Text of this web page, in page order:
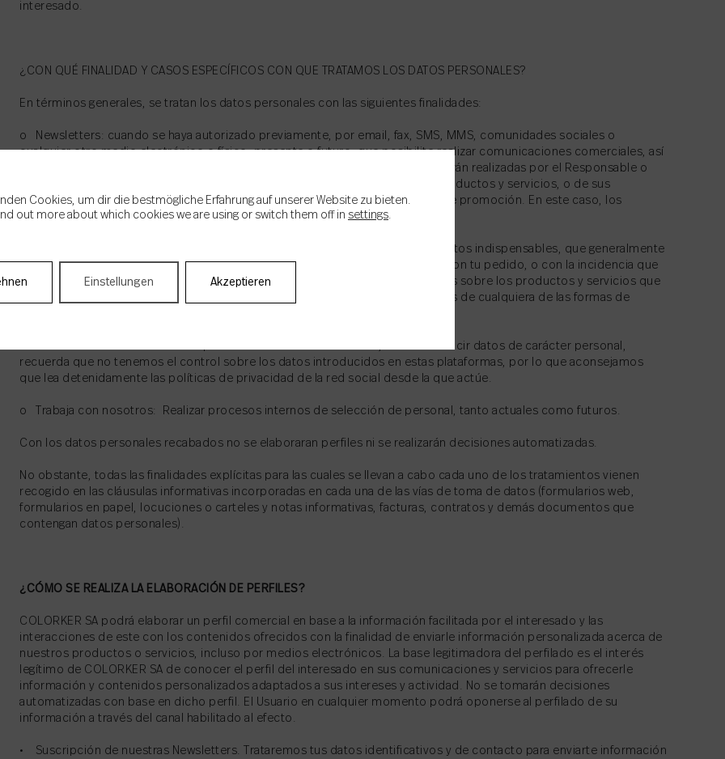
interesado.
¿CON QUÉ FINALIDAD Y CASOS ESPECÍFICOS CON QUE TRATAMOS LOS DATOS PERSONALES?
En términos generales, se tratan los datos personales con las siguientes finalidades:
o Newsletters: cuando se haya autorizado previamente, por email, fax, SMS, MMS, comunidades sociales o
cualquier otro medio electrónico o físico, presente o futuro, que posibilite realizar comunicaciones comerciales, así
como remitir el boletín de noticias de la página web. Estas comunicaciones serán realizadas por el Responsable o
alguna de las empresas del grupo del Responsable, relacionadas sobre sus productos y servicios, o de sus
colaboradores o proveedores con los que se haya alcanzado algún acuerdo de promoción. En este caso, los
terceros nunca tendrán acceso a los datos personales.
o Contacto: Con la finalidad de dar respuesta a tu solicitud, trataremos los datos indispensables, que generalmente
se corresponden con los datos de contacto (email) y los datos relacionados con tu pedido, o con la incidencia que
nos comunique, así como responder a las solicitudes de información recibidas sobre los productos y servicios que
se ofrecen o cualquier tipo de petición que sea realizada por el usuario a través de cualquiera de las formas de
Cuando utilice las redes sociales para transmitirnos las consultas, evite introducir datos de carácter personal,
recuerda que no tenemos el control sobre los datos introducidos en estas plataformas, por lo que aconsejamos
que lea detenidamente las políticas de privacidad de la red social desde la que actúe.
o Trabaja con nosotros: Realizar procesos internos de selección de personal, tanto actuales como futuros.
Con los datos personales recabados no se elaboraran perfiles ni se realizarán decisiones automatizadas.
No obstante, todas las finalidades explícitas para las cuales se llevan a cabo cada uno de los tratamientos vienen
recogido en las cláusulas informativas incorporadas en cada una de las vías de toma de datos (formularios web,
formularios en papel, locuciones o carteles y notas informativas, facturas, contratos y demás documentos que
contengan datos personales).
¿CÓMO SE REALIZA LA ELABORACIÓN DE PERFILES?
COLORKER SA podrá elaborar un perfil comercial en base a la información facilitada por el interesado y las
interacciones de este con los contenidos ofrecidos con la finalidad de enviarle información personalizada acerca de
nuestros productos o servicios, incluso por medios electrónicos. La base legitimadora del perfilado es el interés
legítimo de COLORKER SA de conocer el perfil del interesado en sus comunicaciones y servicios para ofrecerle
información y contenidos personalizados adaptados a sus intereses y actividad. No se tomarán decisiones
automatizadas con base en dicho perfil. El Usuario en cualquier momento podrá oponerse al perfilado de su
información a través del canal habilitado al efecto.
• Suscripción de nuestras Newsletters. Trataremos tus datos identificativos y de contacto para enviarte información
Cookies, um dir die bestmögliche Erfahrung auf unserer Website zu bieten.
out more about which cookies we are using or switch them off in settings
Akzeptieren
Einstellungen